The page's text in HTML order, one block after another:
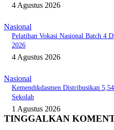
4 Agustus 2026
Nasional
Pelatihan Vokasi Nasional Batch 4
2026
4 Agustus 2026
Nasional
Kemendikdasmen Distribusikan
Sekolah
1 Agustus 2026
TINGGALKAN